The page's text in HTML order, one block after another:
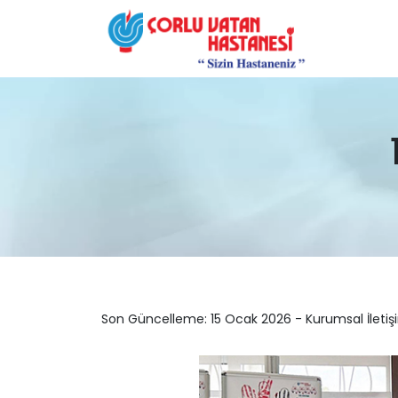
Son Güncelleme: 15 Ocak 2026 - Kurumsal